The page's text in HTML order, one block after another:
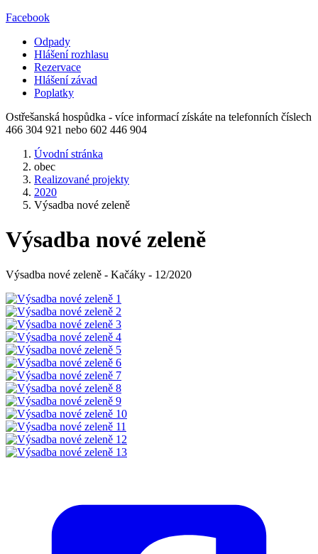
Facebook
Odpady
Hlášení rozhlasu
Rezervace
Hlášení závad
Poplatky
Ostřešanská hospůdka - více informací získáte na telefonních číslech
466 304 921 nebo 602 446 904
Úvodní stránka
obec
Realizované projekty
2020
Výsadba nové zeleně
Výsadba nové zeleně
Výsadba nové zeleně - Kačáky - 12/2020